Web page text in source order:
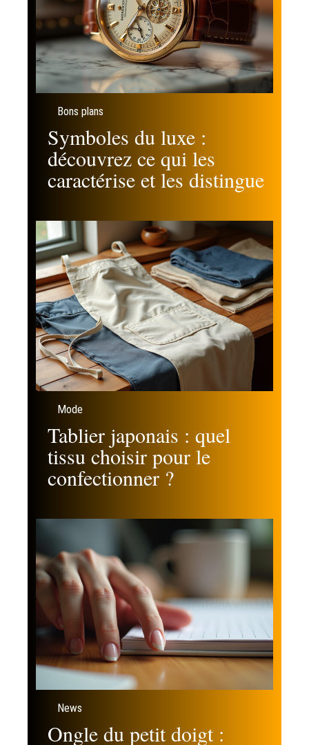
Bons plans
Symboles du luxe :
découvrez ce qui les
caractérise et les distingue
Mode
Tablier japonais : quel
tissu choisir pour le
confectionner ?
News
Ongle du petit doigt :